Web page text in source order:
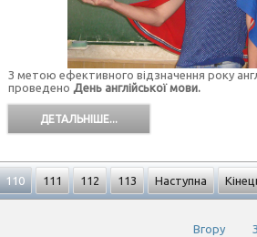
З метою ефективного відзначення року
проведено День англійської мови.
ДЕТАЛЬНІШЕ...
110 111 112 113 Наступна
Вгору